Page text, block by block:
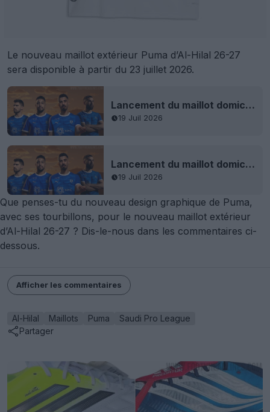
Le nouveau maillot extérieur Puma d’Al-Hilal 26-27
sera disponible à partir du 23 juillet 2026.
Lancement du maillot domicile Al-Hilal 26-27
19 Juil 2026
Lancement du maillot domicile Al-Hilal 26-27
19 Juil 2026
Que penses-tu du nouveau design graphique de Puma,
avec ses tourbillons, pour le nouveau maillot extérieur
d’Al-Hilal 26-27 ? Dis-le-nous dans les commentaires ci-
dessous.
Afficher les commentaires
Al-Hilal Maillots Puma
Saudi Pro League
Partager